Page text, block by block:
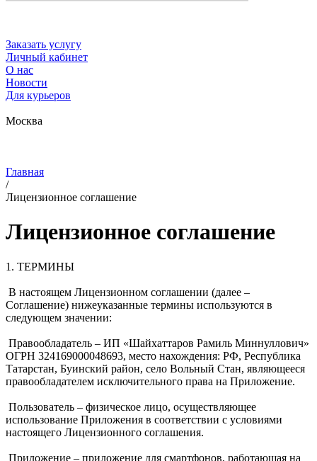
Заказать услугу
Личный кабинет
О нас
Новости
Для курьеров
Москва
Главная
/
Лицензионное соглашение
Лицензионное соглашение
1. ТЕРМИНЫ
В настоящем Лицензионном соглашении (далее –
Соглашение) нижеуказанные термины используются в
следующем значении:
Правообладатель – ИП «Шайхаттаров Рамиль Миннуллович»
ОГРН 324169000048693, место нахождения: РФ, Республика
Татарстан, Буинский район, село Вольный Стан, являющееся
правообладателем исключительного права на Приложение.
Пользователь – физическое лицо, осуществляющее
использование Приложения в соответствии с условиями
настоящего Лицензионного соглашения.
Приложение – приложение для смартфонов, работающая на